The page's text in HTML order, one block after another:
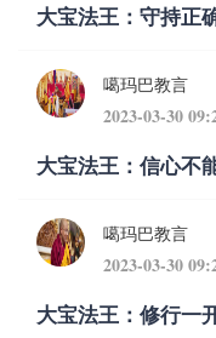
大宝法王：守持正
噶玛巴教言
2023-03-30
大宝法王：信心不
噶玛巴教言
2023-03-30
大宝法王：修行​一